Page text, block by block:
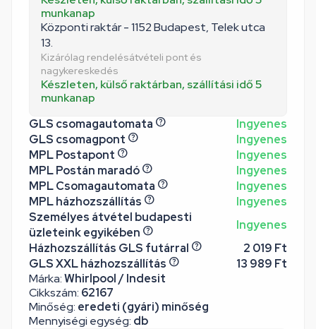
Márka:Whirlpool / Indesit
Cikkszám: 62167
Minőség: eredeti (gyári) minőség
Mennyiségi egység: db
munkanap
Központi raktár - 1152 Budapest, Telek utca
13.
Kizárólag rendelésátvételi pont és
nagykereskedés
Készleten, külső raktárban, szállítási idő 5
munkanap
GLS csomagautomata
Ingyenes
GLS csomagpont
Ingyenes
MPL Postapont
Ingyenes
MPL Postán maradó
Ingyenes
MPL Csomagautomata
Ingyenes
MPL házhozszállítás
Ingyenes
Személyes átvétel budapesti
üzleteink egyikében
Ingyenes
Házhozszállítás GLS futárral
2 019 Ft
GLS XXL házhozszállítás
13 989 Ft